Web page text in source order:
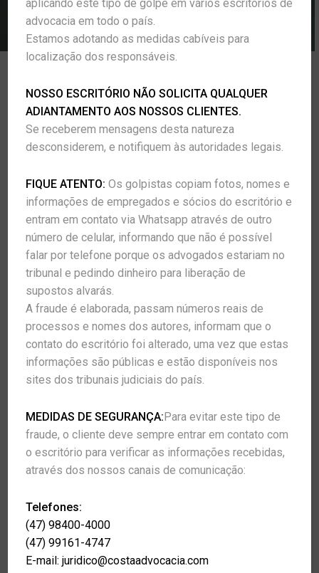
AGENDE A SUA CONSULTA →
PUBLICAÇÕES
LGPD na Saúde: como garantir a
segurança de dados dos pacientes
Desde 2020, clínicas médicas, hospitais,
consultórios e demais estabelecimentos na
área da saúde precisam manter…
Read More
22 de julho de 2022inPublicações
Justiça Federal usa LGPD e manda
INSS pagar R$ 2,5 mil por vazamento
A Décima Segunda Turma Recursal da
Seção Judiciária de São Paulo/SP
confirmou decisão que determinou…
O que é o Benefício Assistencial
aplicando este tipo de golpe em vários escritórios de
advocacia em todo o país.
Estamos adotando as medidas cabíveis para
localização dos responsáveis.
NOSSO ESCRITÓRIO NÃO SOLICITA QUALQUER
ADIANTAMENTO AOS NOSSOS CLIENTES.
Se receberem mensagens desta natureza
desconsiderem, e notifiquem às autoridades legais.
FIQUE ATENTO:Os golpistas copiam fotos, nomes e
informações de empregados e sócios do escritório e
entram em contato via Whatsapp através de outro
número de celular, informando que não é possível
falar por telefone porque os advogados estariam no
tribunal e pedindo dinheiro para liberação de
supostos alvarás.
A fraude é elaborada, passam números reais de
processos e nomes dos autores, informam que o
contato do escritório foi alterado, uma vez que estas
informações são públicas e estão disponíveis nos
sites dos tribunais judiciais do país.
MEDIDAS DE SEGURANÇA:Para evitar este tipo de
fraude, o cliente deve sempre entrar em contato com
o escritório para verificar as informações recebidas,
através dos nossos canais de comunicação:
Telefones:
(47) 98400-4000
(47) 99161-4747
E-mail:juridico@costaadvocacia.com